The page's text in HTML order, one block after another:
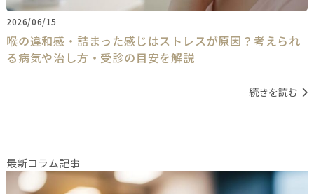
2026/06/15
喉の違和感・詰まった感じはストレスが原因？考えられ
る病気や治し方・受診の目安を解説
続きを読む
最新コラム記事